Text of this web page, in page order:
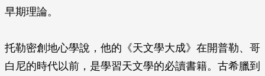
早期理論。
托勒密創地心學說，他的《天文學大成》在開普勒、哥
白尼的時代以前，是學習天文學的必讀書籍。古希臘到